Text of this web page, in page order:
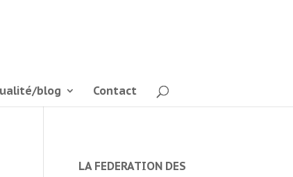
blog Contact
LA FEDERATION DES